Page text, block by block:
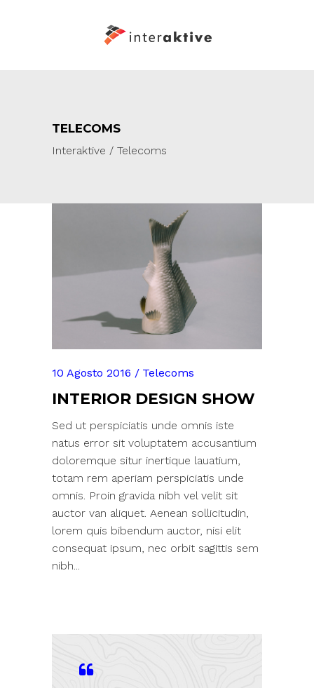
TELECOMS
Interaktive / Telecoms
10 Agosto 2016 Telecoms
INTERIOR DESIGN SHOW
Sed ut perspiciatis unde omnis iste
natus error sit voluptatem accusantium
doloremque situr inertique lauatium,
totam rem aperiam perspiciatis unde
omnis. Proin gravida nibh vel velit sit
auctor van aliquet. Aenean sollicitudin,
lorem quis bibendum auctor, nisi elit
consequat ipsum, nec orbit sagittis sem
nibh...